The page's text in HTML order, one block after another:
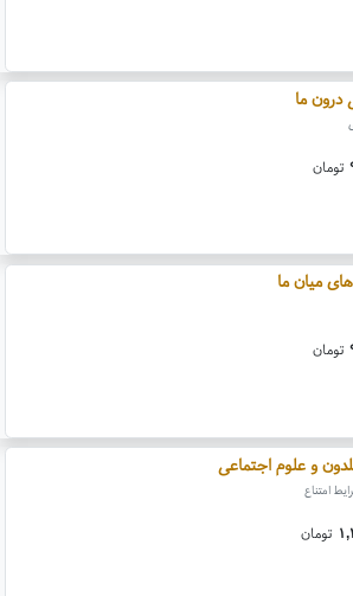
درون ما
تومان
میان ما
تومان
و علوم اجتماعی
امتناع
تومان